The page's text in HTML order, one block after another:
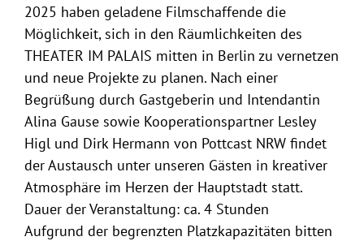
2025 haben geladene Filmschaffende die
Möglichkeit, sich in den Räumlichkeiten des
THEATER IM PALAIS mitten in Berlin zu vernetzen
und neue Projekte zu planen. Nach einer
Begrüßung durch Gastgeberin und Intendantin
Alina Gause sowie Kooperationspartner Lesley
Higl und Dirk Hermann von Pottcast NRW findet
der Austausch unter unseren Gästen in kreativer
Atmosphäre im Herzen der Hauptstadt statt.
Dauer der Veranstaltung: ca. 4 Stunden
Aufgrund der begrenzten Platzkapazitäten bitten